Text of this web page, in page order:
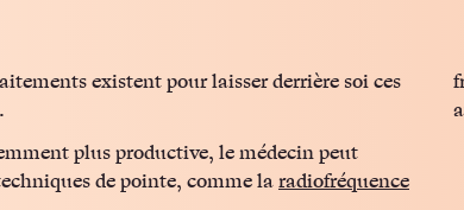
existent pour laisser derrière soi ces
plus productive, le médecin peut
de pointe, comme laradiofréquence